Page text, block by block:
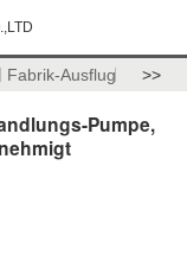
Fabrik-Ausflug >>
Pumpe,